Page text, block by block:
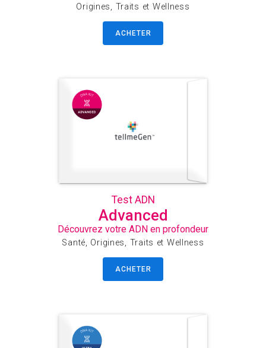
Origines, Traits et Wellness
ACHETER
Test ADN
Advanced
Découvrez votre ADN en profondeur
Santé, Origines, Traits et Wellness
ACHETER